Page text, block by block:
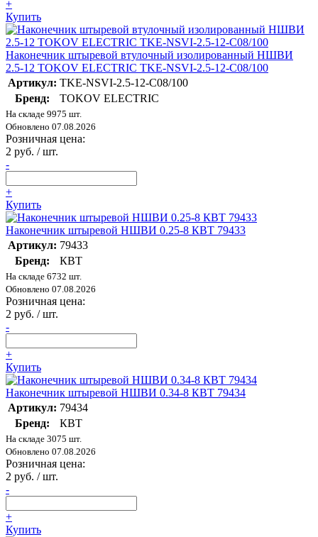
+
Купить
Наконечник штыревой втулочный изолированный НШВИ
2.5-12 TOKOV ELECTRIC TKE-NSVI-2.5-12-C08/100
Артикул: TKE-NSVI-2.5-12-C08/100
Бренд:
TOKOV ELECTRIC
На складе 9975 шт.
Обновлено 07.08.2026
Розничная цена:
2 руб. / шт.
-
+
Купить
Наконечник штыревой НШВИ 0.25-8 КВТ 79433
Артикул: 79433
Бренд:
КВТ
На складе 6732 шт.
Обновлено 07.08.2026
Розничная цена:
2 руб. / шт.
-
+
Купить
Наконечник штыревой НШВИ 0.34-8 КВТ 79434
Артикул: 79434
Бренд:
КВТ
На складе 3075 шт.
Обновлено 07.08.2026
Розничная цена:
2 руб. / шт.
-
+
Купить